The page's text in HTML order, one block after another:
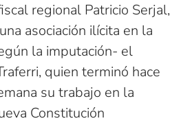
regional Patricio Serjal,
asociación ilícita en la
la imputación- el
quien terminó hace
su trabajo en la
Constitución